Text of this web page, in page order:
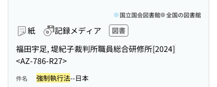
紙 記録メディア 図書
福田宇足, 堤紀子裁判所職員総合研修所[2024]
<AZ-786-R27>
国立国会図書館 全国の図書館
件名 強制執行法--日本